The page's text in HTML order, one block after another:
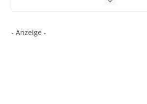
- Anzeige -